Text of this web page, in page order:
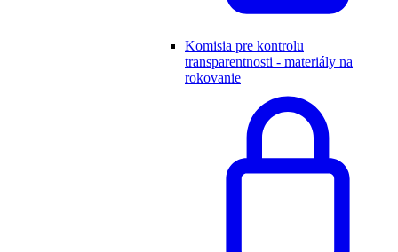
Komisia pre kontrolu
transparentnosti - materiály na
rokovanie